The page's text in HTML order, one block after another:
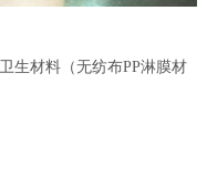
生材料（无纺布PP淋膜材